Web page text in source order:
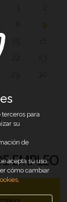
9
terceros para
su
de
acepta su uso.
cómo cambiar
.